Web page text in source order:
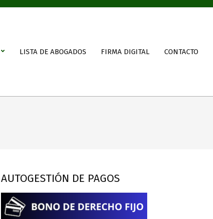
LISTA DE ABOGADOS FIRMA DIGITAL CONTACTO
AUTOGESTIÓN DE PAGOS